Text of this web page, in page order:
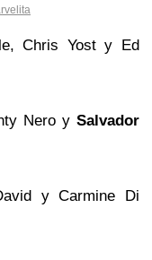
Chris Yost y Ed
Nero ySalvador
y Carmine Di